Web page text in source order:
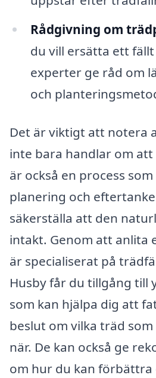
Rådgivning om
du vill ersätta ett
experter ge råd om
och
Det är viktigt att notera
inte bara handlar om
är också en process
planering och
säkerställa att den
intakt. Genom att anlita
är specialiserat på
Husby får du tillgång till
som kan hjälpa dig att
beslut om vilka träd som
när. De kan också ge
om hur du kan